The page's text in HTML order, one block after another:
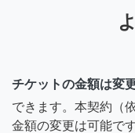
チケットの金額は変
できます。本契約（
金額の変更は可能です